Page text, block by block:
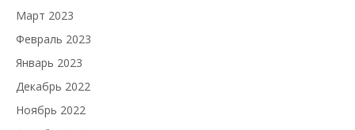
Март 2023
Февраль 2023
Январь 2023
Декабрь 2022
Ноябрь 2022